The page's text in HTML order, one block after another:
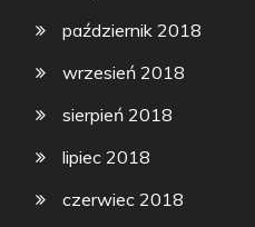
październik 2018
wrzesień 2018
sierpień 2018
lipiec 2018
czerwiec 2018